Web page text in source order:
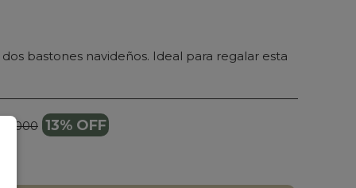
bastones navideños. Ideal para regalar esta
13% OFF